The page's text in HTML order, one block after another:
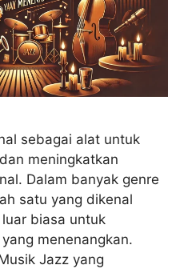
sebagai alat untuk
meningkatkan
Dalam banyak genre
satu yang dikenal
biasa untuk
menenangkan.
Jazz yang